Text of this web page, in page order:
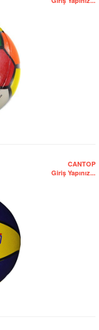
CANTOP
Giriş Yapınız...